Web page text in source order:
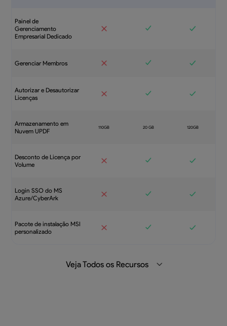
Painel de
Gerenciamento
Empresarial Dedicado
Gerenciar Membros
Autorizar e Desautorizar
Licenças
Armazenamento em
Nuvem UPDF
Desconto de Licença por
Volume
Login SSO do MS
Azure/CyberArk
Pacote de instalação MSI
personalizado
Veja Todos os Recursos